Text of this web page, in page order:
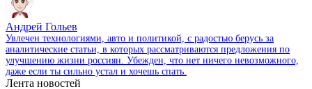
Андрей Гольев
Увлечен технологиями, авто и политикой, с радостью берусь за
аналитические статьи, в которых рассматриваются предложения по
улучшению жизни россиян. Убежден, что нет ничего невозможного,
даже если ты сильно устал и хочешь спать.
Лента новостей